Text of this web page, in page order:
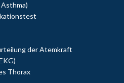
Asthma)
der Atemkraft
Thorax